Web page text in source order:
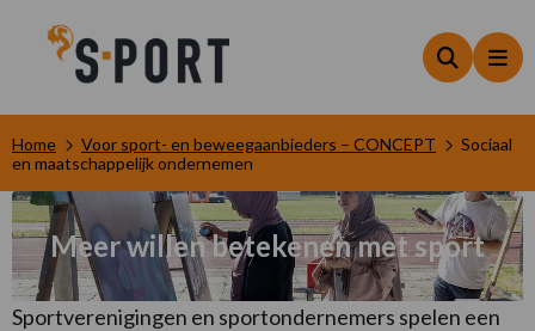
Zoeken
Home Voor sport- en beweegaanbieders – CONCEPT
Sociaal
en maatschappelijk ondernemen
Meer willen betekenen met sport
Sportverenigingen en sportondernemers spelen een